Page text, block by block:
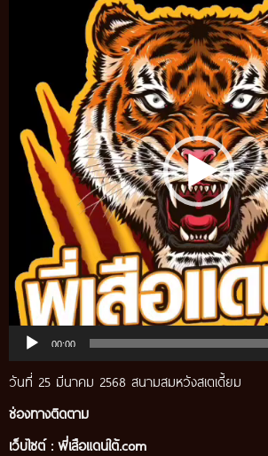
00:00
วันที่ 25 มีนาคม 2568 สนามสมหวังสเตเดี้ยม
ช่องทางติดตาม
เว็บไซต์ : พี่เสือแดนใต้.com